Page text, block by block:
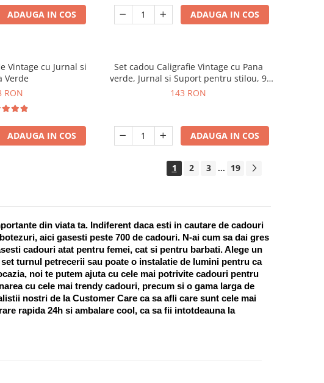
ADAUGA IN COS ADAUGA IN COS
Vintage cu Jurnal si
Verde
RON
ADAUGA IN COS
Set cadou Caligrafie Vintage cu Pana
verde, Jurnal si Suport pentru stilou, 9
piese
143 RON
ADAUGA IN COS
1 2 3 ... 19
din viata ta. Indiferent daca esti in cautare de cadouri
aici gasesti peste 700 de cadouri. N-ai cum sa dai gres
cadouri atat pentru femei, cat si pentru barbati. Alege un
turnul petrecerii sau poate o instalatie de lumini pentru ca
noi te putem ajuta cu cele mai potrivite cadouri pentru
cu cele mai trendy cadouri, precum si o gama larga de
nostri de la Customer Care ca sa afli care sunt cele mai
rapida 24h si ambalare cool, ca sa fii intotdeauna la